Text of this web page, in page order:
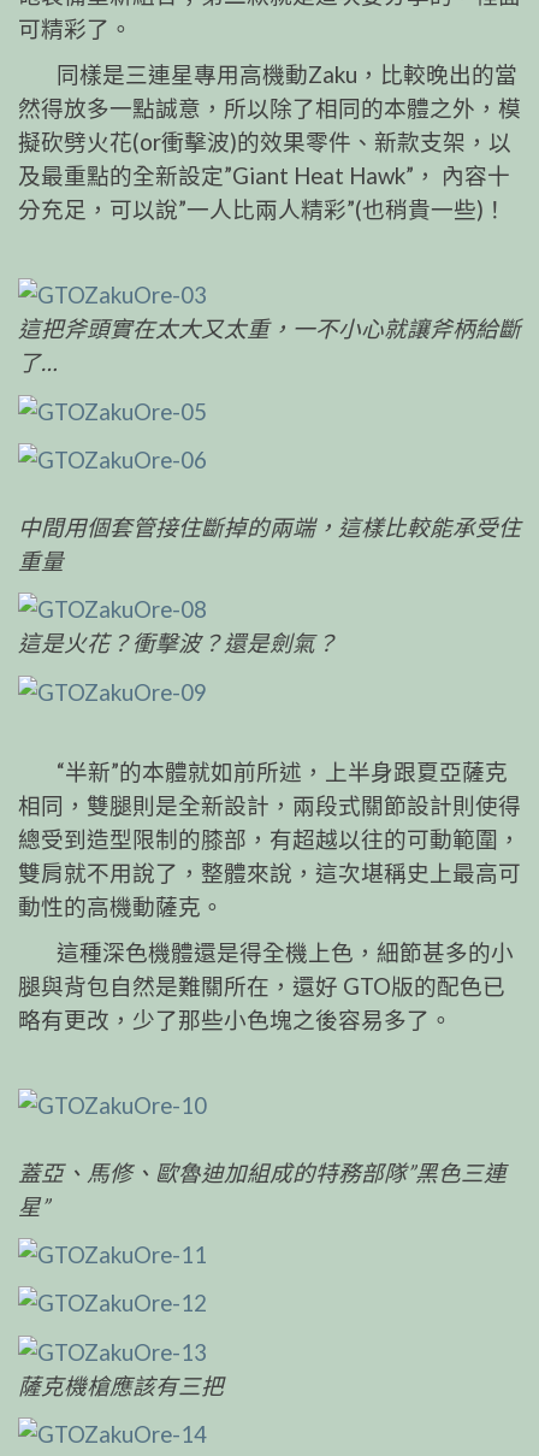
可精彩了。
同樣是三連星專用高機動Zaku，比較晚出的當
然得放多一點誠意，所以除了相同的本體之外，模
擬砍劈火花(or衝擊波)的效果零件、新款支架，以
及最重點的全新設定”Giant Heat Hawk”， 內容十
分充足，可以說”一人比兩人精彩”(也稍貴一些)！
這把斧頭實在太大又太重，一不小心就讓斧柄給斷
了…
中間用個套管接住斷掉的兩端，這樣比較能承受住
重量
這是火花？衝擊波？還是劍氣？
“半新”的本體就如前所述，上半身跟夏亞薩克
相同，雙腿則是全新設計，兩段式關節設計則使得
總受到造型限制的膝部，有超越以往的可動範圍，
雙肩就不用說了，整體來說，這次堪稱史上最高可
動性的高機動薩克。
這種深色機體還是得全機上色，細節甚多的小
腿與背包自然是難關所在，還好 GTO版的配色已
略有更改，少了那些小色塊之後容易多了。
蓋亞、馬修、歐魯迪加組成的特務部隊”黑色三連
星”
薩克機槍應該有三把